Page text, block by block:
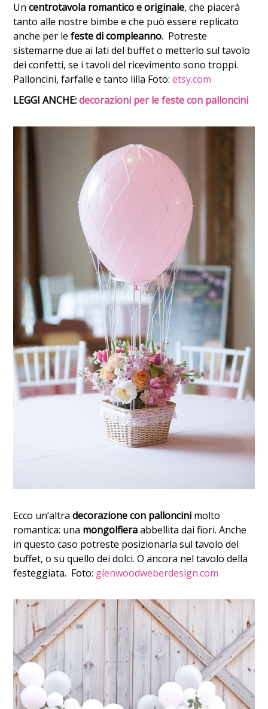
Un centrotavola romantico e originale, che piacerà
tanto alle nostre bimbe e che può essere replicato
anche per lefeste di compleanno. Potreste
sistemarne due ai lati del buffet o metterlo sul tavolo
dei confetti, se i tavoli del ricevimento sono troppi.
Palloncini, farfalle e tanto lilla Foto:etsy.com
LEGGI ANCHE:decorazioni per le feste con palloncini
Ecco un’altradecorazione con palloncini molto
romantica: una mongolfieraabbellita dai fiori. Anche
in questo caso potreste posizionarla sul tavolo del
buffet, o su quello dei dolci. O ancora nel tavolo della
festeggiata. Foto: glenwoodweberdesign.com